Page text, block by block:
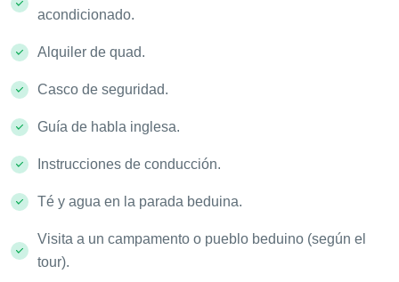
acondicionado.
Alquiler de quad.
Casco de seguridad.
Guía de habla inglesa.
Instrucciones de conducción.
Té y agua en la parada beduina.
Visita a un campamento o pueblo beduino (según el
tour).